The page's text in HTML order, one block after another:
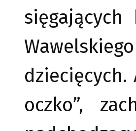
dziecięcych.
oczko”,